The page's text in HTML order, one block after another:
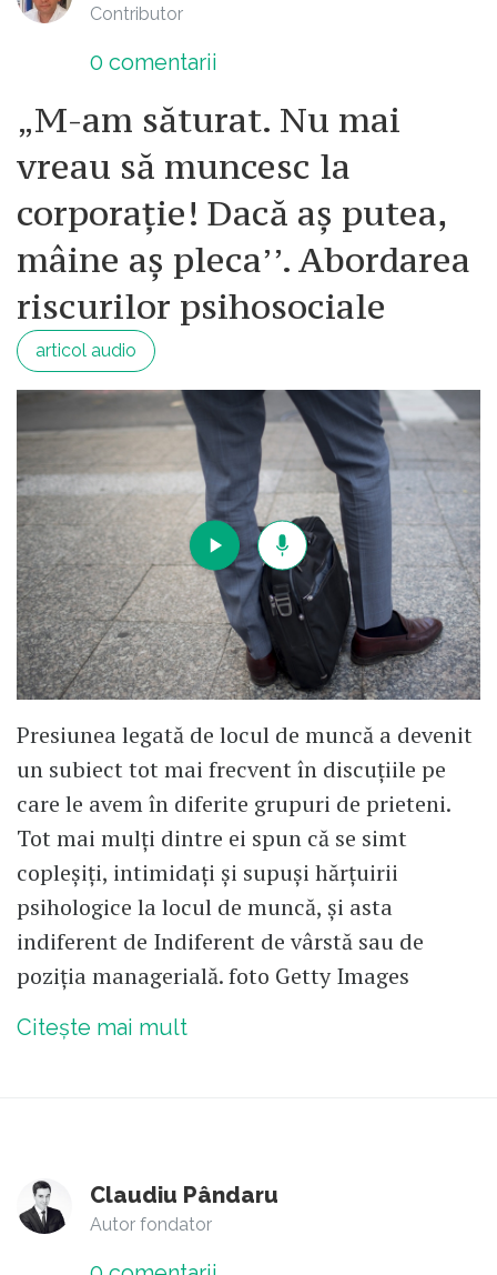
Contributor
0 comentarii
„M-am săturat. Nu mai
vreau să muncesc la
corporație! Dacă aș putea,
mâine aș pleca’’. Abordarea
riscurilor psihosociale
articol audio
Presiunea legată de locul de muncă a devenit
un subiect tot mai frecvent în discuțiile pe
care le avem în diferite grupuri de prieteni.
Tot mai mulți dintre ei spun că se simt
copleșiți, intimidați și supuși hărțuirii
psihologice la locul de muncă, și asta
indiferent de Indiferent de vârstă sau de
poziția managerială. foto Getty Images
Citește mai mult
Claudiu Pândaru
Autor fondator